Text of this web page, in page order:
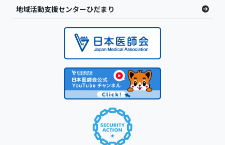
地域活動支援センターひだまり